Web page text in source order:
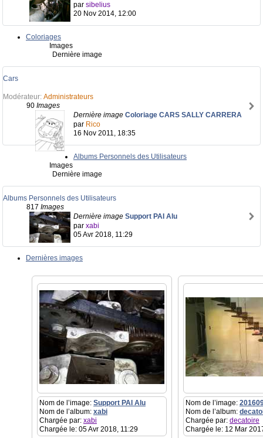
par sibelius
20 Nov 2014, 12:00
Coloriages
Images
Dernière image
Cars
Modérateur: Administrateurs
90 Images
Dernière image Coloriage CARS SALLY CARRERA
par Rico
16 Nov 2011, 18:35
Albums Personnels des Utilisateurs
Images
Dernière image
Albums Personnels des Utilisateurs
817 Images
Dernière image Support PAI Alu
par xabi
05 Avr 2018, 11:29
Dernières images
Nom de l’image: Support PAI Alu
Nom de l’album: xabi
Chargée par: xabi
Chargée le: 05 Avr 2018, 11:29
Nom de l’image:
Nom de l’album:
Chargée par: decatoire
Chargée le: 12 Mar